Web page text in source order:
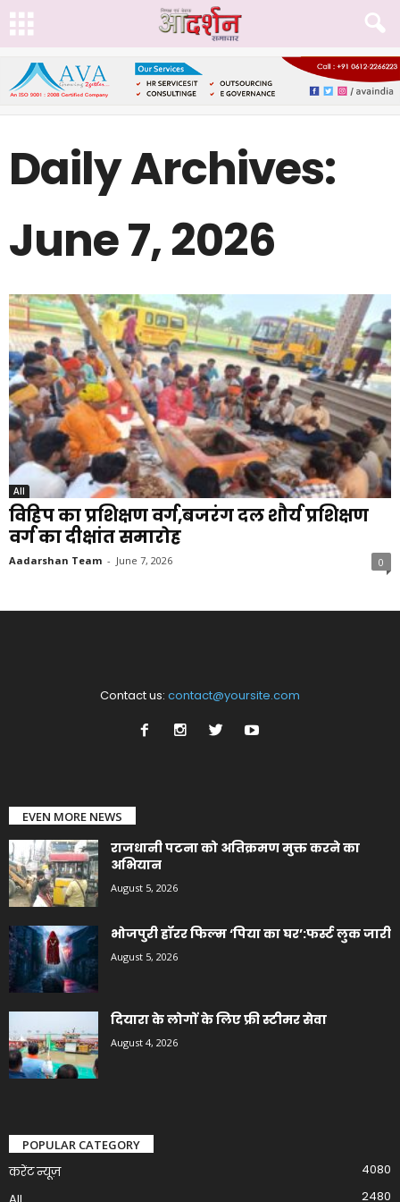
Daily Archives:
June 7, 2026
All
विहिप का प्रशिक्षण वर्ग,बजरंग दल शौर्य प्रशिक्षण
वर्ग का दीक्षांत समारोह
Aadarshan Team - June 7, 2026 0
Contact us: contact@yoursite.com
EVEN MORE NEWS
राजधानी पटना को अतिक्रमण मुक्त करने का
अभियान
August 5, 2026
भोजपुरी हॉरर फिल्म ‘पिया का घर’:फर्स्ट लुक जारी
August 5, 2026
दियारा के लोगों के लिए फ्री स्टीमर सेवा
August 4, 2026
POPULAR CATEGORY
करेंट न्यूज़
4080
2480